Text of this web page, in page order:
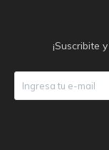
¡Suscribite